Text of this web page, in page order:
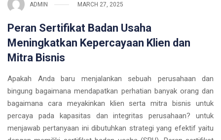
ADMIN MARCH 27, 2025
Peran Sertifikat Badan Usaha
Meningkatkan Kepercayaan Klien dan
Mitra Bisnis
Apakah Anda baru menjalankan sebuah perusahaan dan
bingung bagaimana mendapatkan perhatian banyak orang dan
bagaimana cara meyakinkan klien serta mitra bisnis untuk
percaya pada kapasitas dan integritas perusahaan? untuk
menjawab pertanyaan ini dibutuhkan strategi yang efektif yaitu